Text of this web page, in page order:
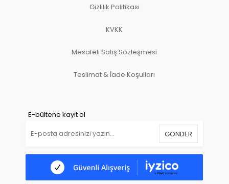
Gizlilik Politikası
KVKK
Mesafeli Satış Sözleşmesi
Teslimat & İade Koşulları
E-bültene kayıt ol
GÖNDER